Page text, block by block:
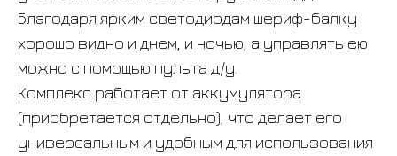
Благодаря ярким светодиодам шериф-балку
хорошо видно и днем, и ночью, а управлять ею
можно с помощью пульта д/у.
Комплекс работает от аккумулятора
(приобретается отдельно), что делает его
универсальным и удобным для использования